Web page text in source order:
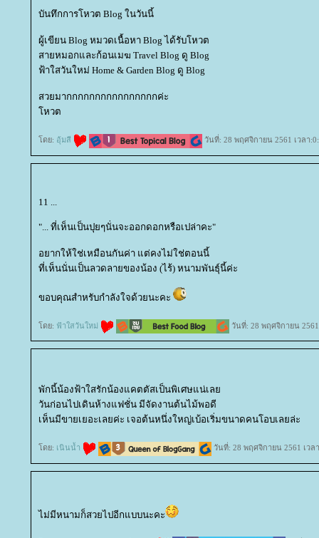
บันทึกการโหวต Blog ในวันนี้
ผู้เขียน Blog หมวดเนื้อหา Blog ได้รับโหวต
สายหมอกและก้อนเมฆ Travel Blog ดู Blog
ฟ้าใสวันใหม่ Home & Garden Blog ดู Blog
สวยมากกกกกกกกกกกกกกกกค่ะ
หวต
ดย: อุ้มสี วันที่: 28 พฤศจิกายน 2561 เวลา
11 ...
"... ที่เห็นเป็นปุยๆนั่นจะออกดอกหรือเปล่าคะ"
อยากให้ใช่เหมือนกันค่า แต่คงไม่ใช่ตอนนี้
ที่เห็นนั่นเป็นลวดลายของน้อง (ไร้) หนามพันธุ์นี้ค่ะ
ขอบคุณสำหรับกำลังใจด้วยนะคะ
ดย: ฟ้าใสวันใหม่ วันที่: 28 พฤศจิกายน
พักนี้น้องฟ้าใสรักน้องแคตตัสเป็นพิเศษแน่เล
วันก่อนไปเดินห้างแฟชั่น มีจัดงานต้นไม้พอดี
เห็นมีขายเยอะเลยค่ะ เจอต้นหนึ่งใหญ่เบ้อเริ่มขนาดคนโอบเลยล่ะ
ดย: เนินน้ำ วันที่: 28 พฤศจิกายน 2561 เวล
ไม่มีหนามก็สวยไปอีกแบบนะคะ